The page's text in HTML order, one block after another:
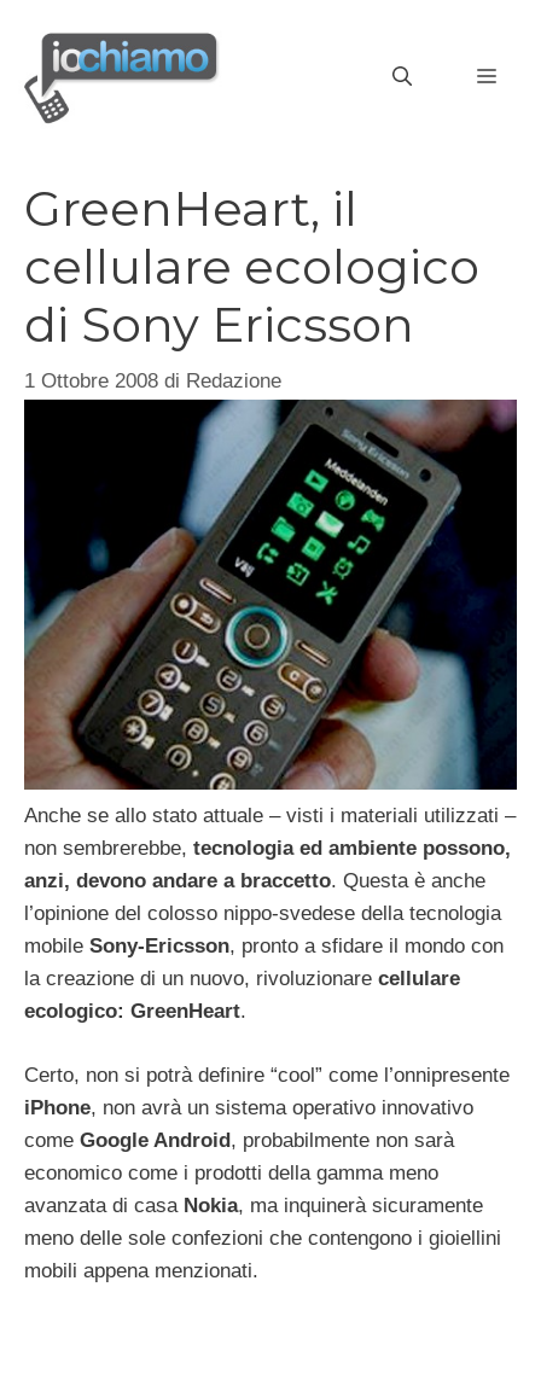
contenuto
GreenHeart, il
cellulare ecologico
di Sony Ericsson
1 Ottobre 2008 di Redazione
Anche se allo stato attuale – visti i materiali utilizzati –
non sembrerebbe, tecnologia ed ambiente possono,
anzi, devono andare a braccetto. Questa è anche
l’opinione del colosso nippo-svedese della tecnologia
mobile Sony-Ericsson, pronto a sfidare il mondo con
la creazione di un nuovo, rivoluzionare cellulare
ecologico: GreenHeart.
Certo, non si potrà definire “cool” come l’onnipresente
iPhone, non avrà un sistema operativo innovativo
come Google Android, probabilmente non sarà
economico come i prodotti della gamma meno
avanzata di casa Nokia, ma inquinerà sicuramente
meno delle sole confezioni che contengono i gioiellini
mobili appena menzionati.